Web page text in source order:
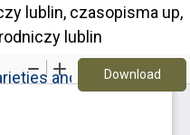
lublin, czasopisma up,
lublin
and sorghum-
Download